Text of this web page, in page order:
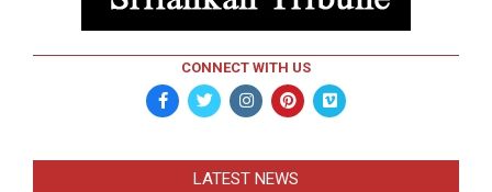
CONNECT WITH US
LATEST NEWS